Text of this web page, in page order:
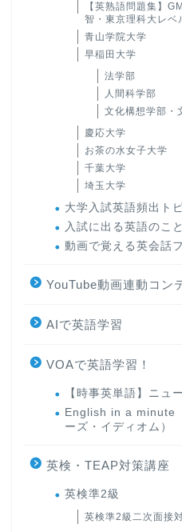
【英熟語問題集】
智・東京理科大レベ
青山学院大学
早稲田大学
法学部
人間科学部
文化構想学部・
慶応大学
お茶の水女子大学
千葉大学
埼玉大学
大学入試英語頻出ト
入試に出る英語のこ
動画で覚える英会話
YouTube動画連動コン
AIで英語学習
VOAで英語学習！
【時事英単語】ニュ
English in a minute
ーズ・イディオム）
英検・TEAP対策講座
英検準2級
英検準2級二次面接